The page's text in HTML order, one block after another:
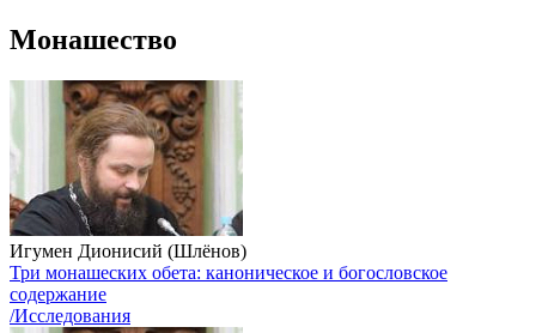
Монашество
Игумен Дионисий (Шлёнов)
Три монашеских обета: каноническое и богословское
содержание
/Исследования